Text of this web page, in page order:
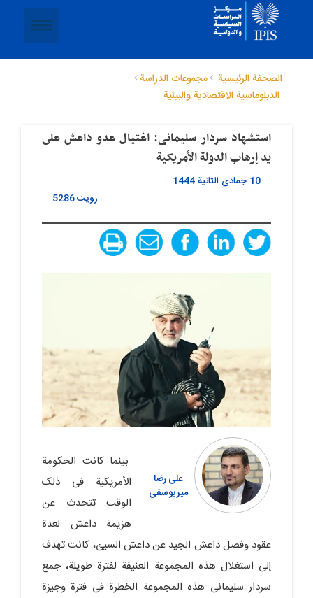
الصحفة الرئيسية
مجموعات الدراسة
الدبلوماسیة الاقتصادیة والبیئیة
استشهاد سردار سلیمانی: اغتیال عدو داعش على
ید إرهاب الدولة الأمریکیة
10 جمادى الثانية 1444
رویت5286
علی رضا
میریوسفی
بینما کانت الحکومة
الأمریکیة فی ذلک
الوقت تتحدث عن
هزیمة داعش لعدة
عقود وفصل داعش الجید عن داعش السیئ، کانت تهدف
إلى استغلال هذه المجموعة العنیفة لفترة طویلة، جمع
سردار سلیمانی هذه المجموعة الخطرة فی فترة وجیزة